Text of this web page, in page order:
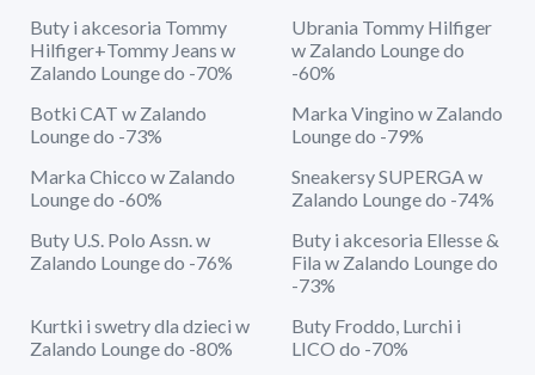
Buty i akcesoria Tommy
Hilfiger+Tommy Jeans w
Zalando Lounge do -70%
Ubrania Tommy Hilfiger
w Zalando Lounge do
-60%
Botki CAT w Zalando
Lounge do -73%
Marka Vingino w Zalando
Lounge do -79%
Marka Chicco w Zalando
Lounge do -60%
Sneakersy SUPERGA w
Zalando Lounge do -74%
Buty U.S. Polo Assn. w
Zalando Lounge do -76%
Buty i akcesoria Ellesse &
Fila w Zalando Lounge do
-73%
Kurtki i swetry dla dzieci w
Zalando Lounge do -80%
Buty Froddo, Lurchi i
LICO do -70%